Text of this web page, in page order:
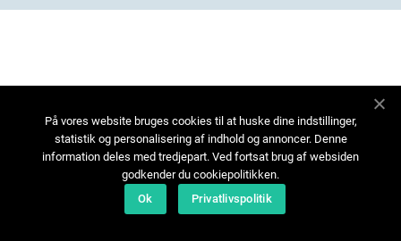
På vores website bruges cookies til at huske dine indstillinger,
statistik og personalisering af indhold og annoncer. Denne
information deles med tredjepart. Ved fortsat brug af websiden
godkender du cookiepolitikken.
Ok
Privatlivspolitik